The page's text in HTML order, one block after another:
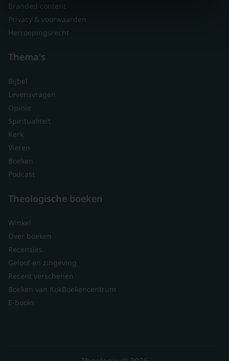
Branded content
Privacy & voorwaarden
Herroepingsrecht
Thema's
Bijbel
Levensvragen
Opinie
Spiritualiteit
Kerk
Vieren
Boeken
Podcast
Theologische boeken
Winkel
Over boeken
Recensies
Geloof en zingeving
Recent verschenen
Boeken van KokBoekencentrum
E-books